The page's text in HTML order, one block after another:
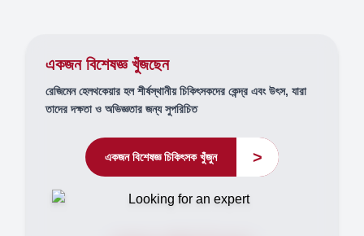
একজন বিশেষজ্ঞ খুঁজছেন
রেজিমেন হেলথকেয়ার হল শীর্ষস্থানীয় চিকিৎসকদের কেন্দ্র এবং উৎস, যারা
তাদের দক্ষতা ও অভিজ্ঞতার জন্য সুপরিচিত
একজন বিশেষজ্ঞ চিকিৎসক খুঁজুন >